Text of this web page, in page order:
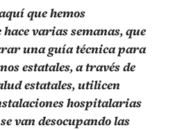
que hemos
hace varias semanas, que
una guía técnica para
estatales, a través de
estatales, utilicen
hospitalarias
van desocupando las